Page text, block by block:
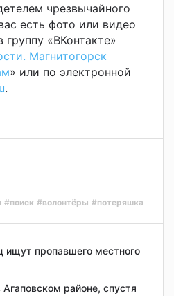
чрезвычайного
есть фото или видео
«ВКонтакте»
Магнитогорск
» или по электронной
.
#поиск #волонтёры #потеряшка
ищут пропавшего местного
районе, спустя